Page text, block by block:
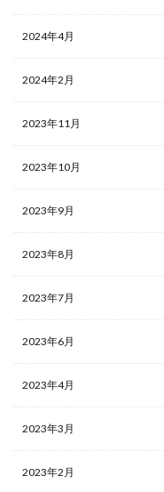
2024年4月
2024年2月
2023年11月
2023年10月
2023年9月
2023年8月
2023年7月
2023年6月
2023年4月
2023年3月
2023年2月